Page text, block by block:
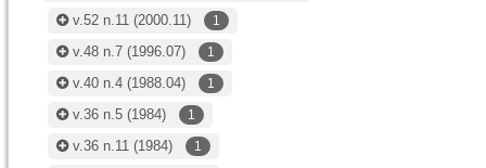
v.52 n.11 (2000.11) 1
v.48 n.7 (1996.07) 1
v.40 n.4 (1988.04) 1
v.36 n.5 (1984) 1
v.36 n.11 (1984) 1